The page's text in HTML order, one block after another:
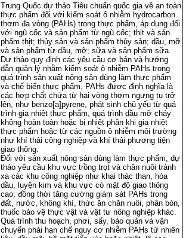
Trung Quốc dự thảo Tiêu chuẩn quốc gia về an toàn
thực phẩm đối với kiểm soát ô nhiễm hydrocarbon
thơm đa vòng (PAHs) trong thực phẩm, áp dụng đối
với ngũ cốc và sản phẩm từ ngũ cốc; thịt và sản
phẩm thịt; thủy sản và sản phẩm thủy sản; dầu, mỡ
và sản phẩm từ dầu, mỡ; sữa và sản phẩm sữa.
Dự thảo quy định các yêu cầu cơ bản và hướng
dẫn quản lý nhằm kiểm soát ô nhiễm PAHs trong
quá trình sản xuất nông sản dùng làm thực phẩm
và chế biến thực phẩm. PAHs được định nghĩa là
các hợp chất chứa từ hai vòng thơm ngưng tụ trở
lên, như benzo[a]pyrene, phát sinh chủ yếu từ quá
trình gia nhiệt thực phẩm, quá trình dầu mỡ cháy
không hoàn toàn hoặc bị nhiệt phân khi gia nhiệt
thực phẩm hoặc từ các nguồn ô nhiễm môi trường
như khí thải công nghiệp và khí thải phương tiện
giao thông.
Đối với sản xuất nông sản dùng làm thực phẩm, dự
thảo yêu cầu khu vực trồng trọt và chăn nuôi tránh
xa các khu công nghiệp như khai thác than, hóa
dầu, luyện kim và khu vực có mật độ giao thông
cao; đồng thời tăng cường giám sát PAHs trong
đất, nước, không khí, thức ăn chăn nuôi, phân bón,
thuốc bảo vệ thực vật và vật tư nông nghiệp khác.
Quá trình thu hoạch, phơi, sấy, bảo quản và vận
chuyển phải hạn chế nguy cơ nhiễm PAHs từ nhiên
các
các
quy
quy